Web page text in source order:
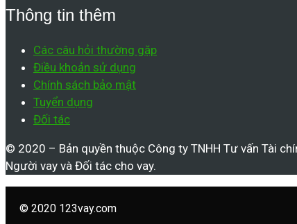
Thông tin thêm
Các câu hỏi thường gặp
Điều khoản sử dụng
Chính sách bảo mật
Tuyển dụng
Đối tác
© 2020 – Bản quyền thuộc Công ty TNHH Tư vấn Tài
Người vay và Đối tác cho vay.
© 2020 123vay.com